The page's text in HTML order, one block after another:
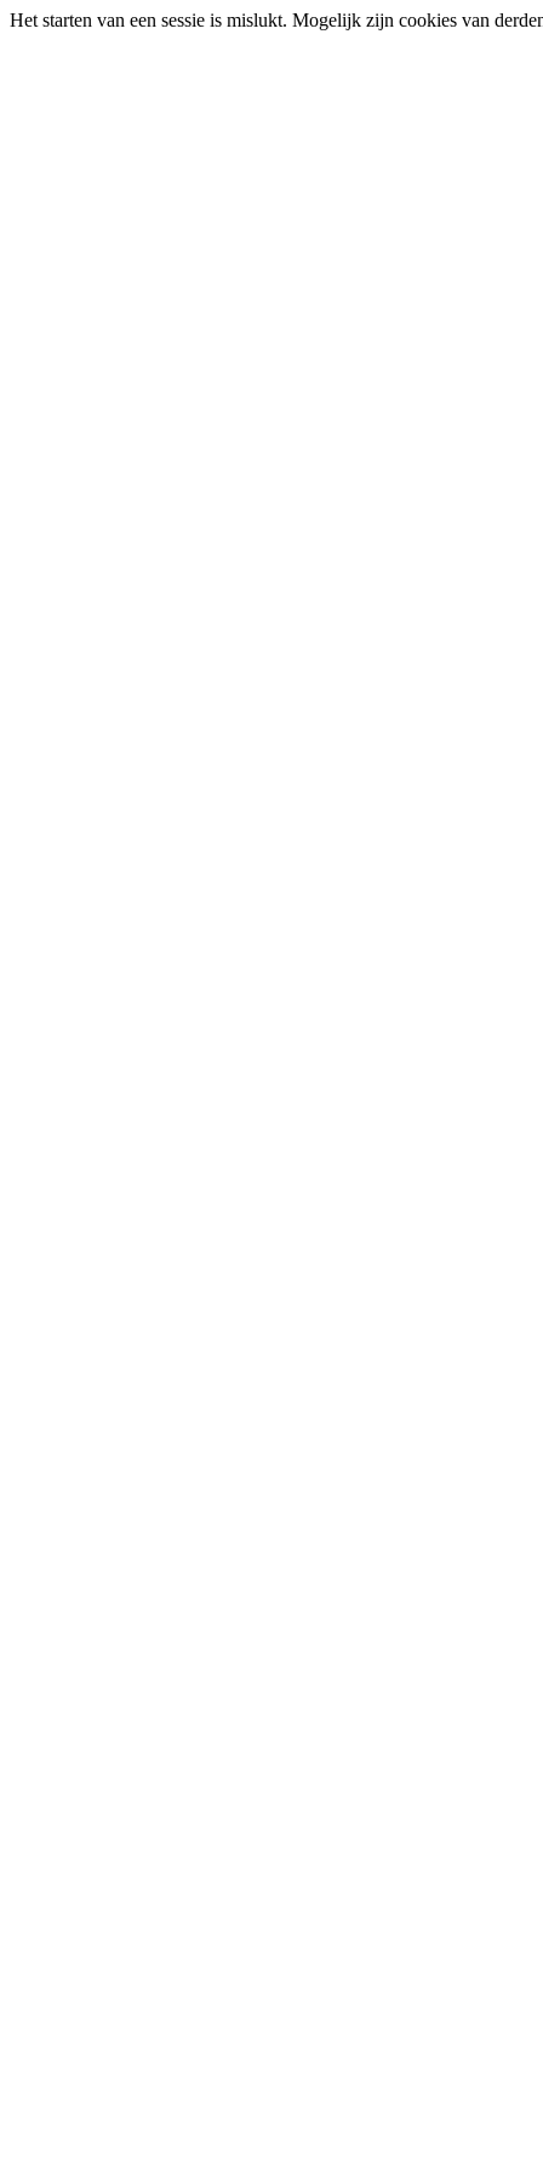
Het starten van een sessie is mislukt. Mogelijk zijn cookies van